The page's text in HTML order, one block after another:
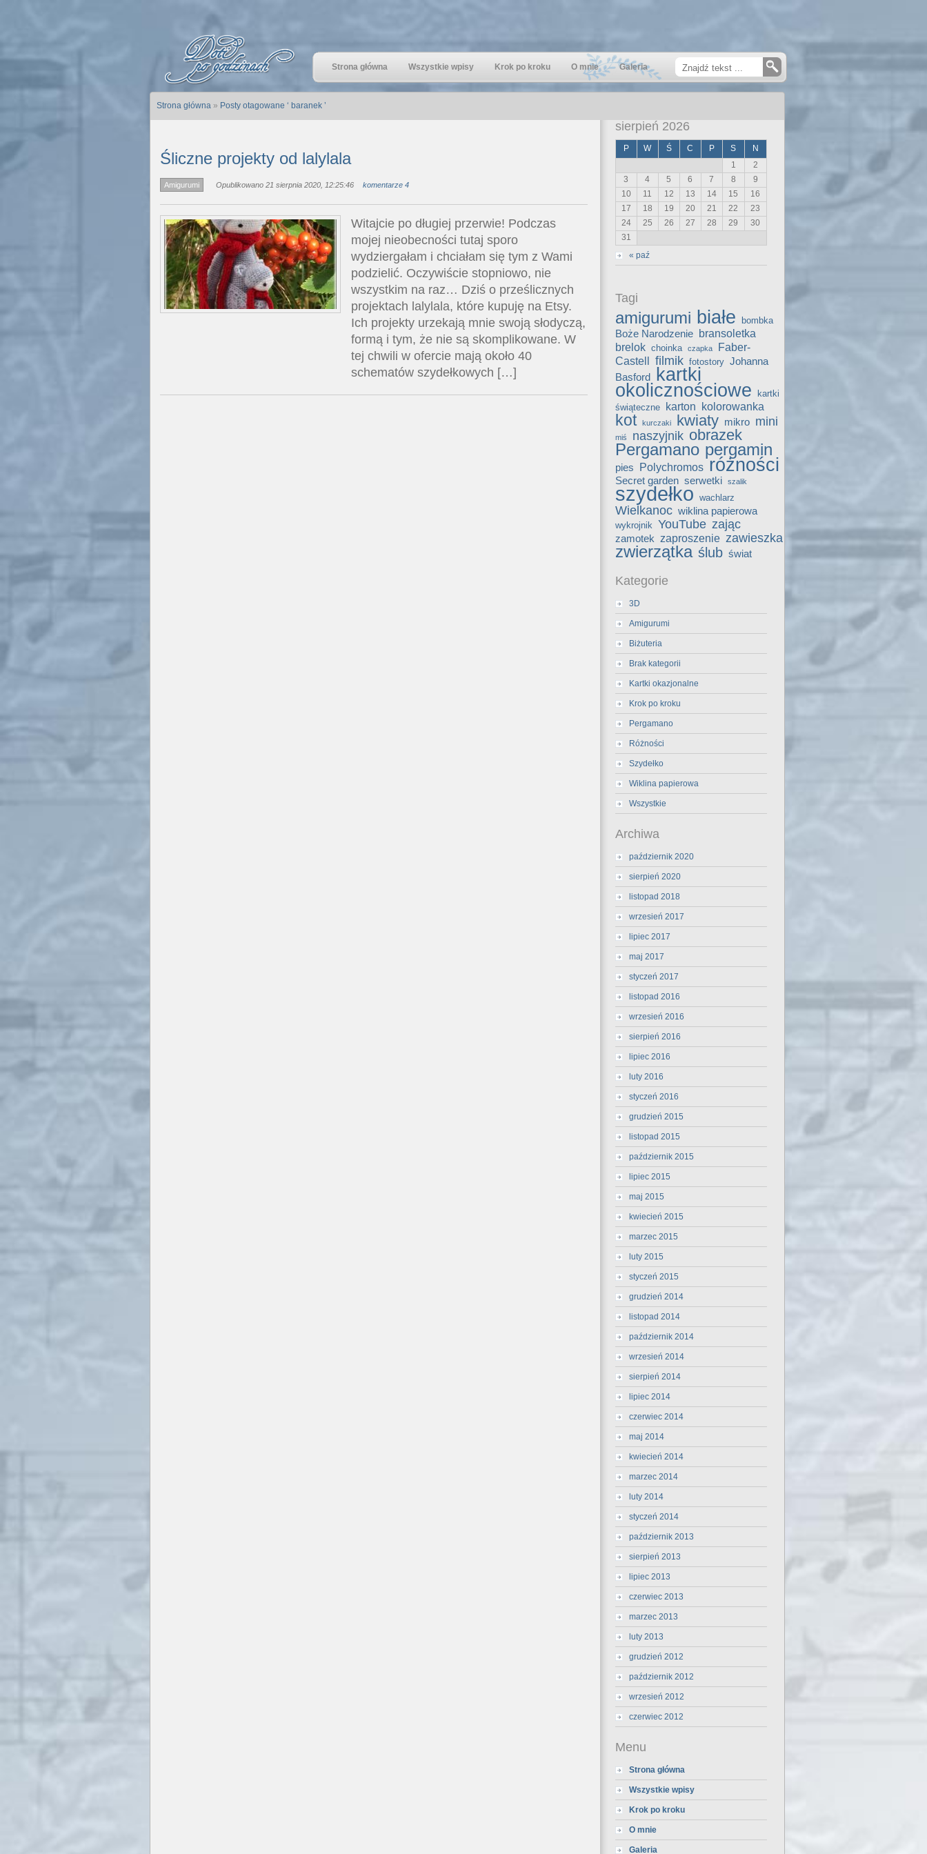
Strona główna Wszystkie wpisy Krok po kroku O mnie Galeria
Strona główna» Posty otagowane ‘ baranek ’
Śliczne projekty od lalylala
Amigurumi Opublikowano 21 sierpnia 2020, 12:25:46 komentarze 4
Witajcie po długiej przerwie! Podczas
mojej nieobecności tutaj sporo
wydziergałam i chciałam się tym z Wami
podzielić. Oczywiście stopniowo, nie
wszystkim na raz… Dziś o prześlicznych
projektach lalylala, które kupuję na Etsy.
Ich projekty urzekają mnie swoją słodyczą,
formą i tym, że nie są skomplikowane. W
tej chwili w ofercie mają około 40
schematów szydełkowych […]
sierpień 2026
P W Ś C P S
N
1
2
3
4 5 6 7 8
9
10
11 12 13 14 15
16
17
18 19 20 21 22
23
24
25 26 27 28 29
30
31
« paź
Tagi
amigurumi białe bombka
Boże Narodzenie bransoletka
brelok choinka czapka
Faber-
Castell filmik fotostory Johanna
Basford
kartki
okolicznościowe
kartki
świąteczne
karton kolorowanka
kot kurczaki kwiaty mikro mini
miś naszyjnik obrazek
Pergamano pergamin
pies Polychromos różności
Secret garden serwetki szalik
szydełko wachlarz
Wielkanoc wiklina papierowa
wykrojnik YouTube zając
zamotek zaproszenie zawieszka
zwierzątka ślub świat
Kategorie
3D
Amigurumi
Biżuteria
Brak kategorii
Kartki okazjonalne
Krok po kroku
Pergamano
Różności
Szydełko
Wiklina papierowa
Wszystkie
Archiwa
październik 2020
sierpień 2020
listopad 2018
wrzesień 2017
lipiec 2017
maj 2017
styczeń 2017
listopad 2016
wrzesień 2016
sierpień 2016
lipiec 2016
luty 2016
styczeń 2016
grudzień 2015
listopad 2015
październik 2015
lipiec 2015
maj 2015
kwiecień 2015
marzec 2015
luty 2015
styczeń 2015
grudzień 2014
listopad 2014
październik 2014
wrzesień 2014
sierpień 2014
lipiec 2014
czerwiec 2014
maj 2014
kwiecień 2014
marzec 2014
luty 2014
styczeń 2014
październik 2013
sierpień 2013
lipiec 2013
czerwiec 2013
marzec 2013
luty 2013
grudzień 2012
październik 2012
wrzesień 2012
czerwiec 2012
Menu
Strona główna
Wszystkie wpisy
Krok po kroku
O mnie
Galeria